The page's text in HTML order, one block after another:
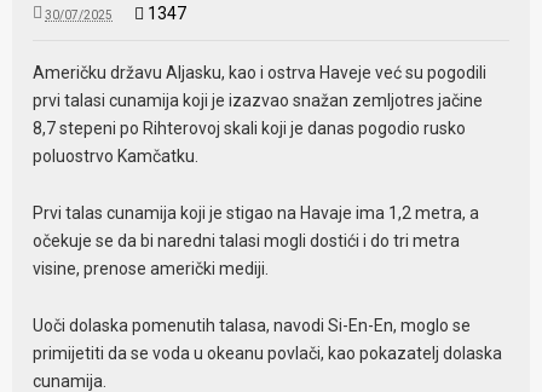
30/07/2025 1347
Američku državu Aljasku, kao i ostrva Haveje već su pogodili
prvi talasi cunamija koji je izazvao snažan zemljotres jačine
8,7 stepeni po Rihterovoj skali koji je danas pogodio rusko
poluostrvo Kamčatku.
Prvi talas cunamija koji je stigao na Havaje ima 1,2 metra, a
očekuje se da bi naredni talasi mogli dostići i do tri metra
visine, prenose američki mediji.
Uoči dolaska pomenutih talasa, navodi Si-En-En, moglo se
primijetiti da se voda u okeanu povlači, kao pokazatelj dolaska
cunamija.